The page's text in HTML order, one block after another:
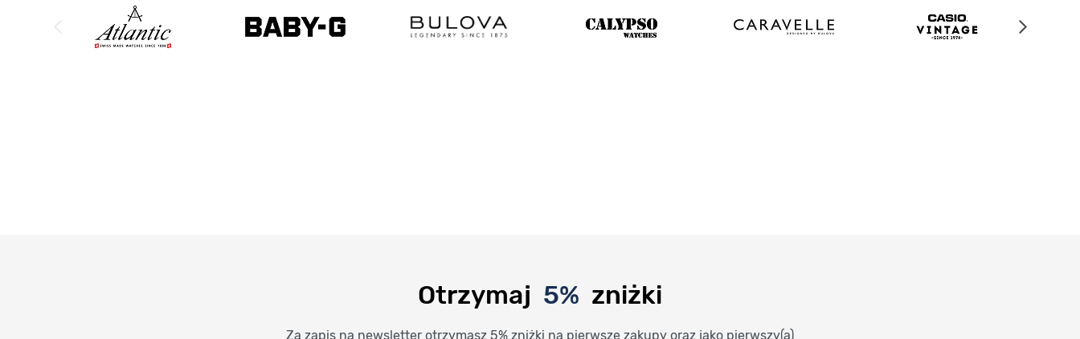
Otrzymaj 5% zniżki
Za zapis na newsletter otrzymasz 5% zniżki na pierwsze zakupy oraz jako pierwszy(a)